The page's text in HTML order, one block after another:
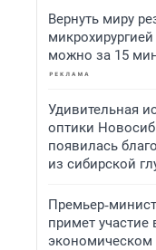
Вернуть миру
можно за 15
Удивительная
оптики
появилась
из сибирской
примет участие